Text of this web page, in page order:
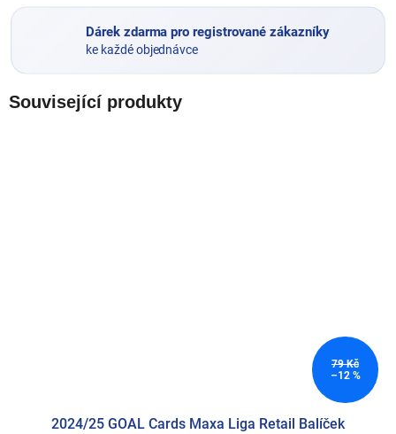
Dárek zdarma pro registrované zákazníky
ke každé objednávce
Související produkty
79 Kč
–12 %
2024/25 GOAL Cards Maxa Liga Retail Balíček